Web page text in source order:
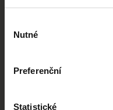
souhlasu
Nutné
Preferenční
Statistické
Portál DAFilms.cz je
festivalů dokumentárního